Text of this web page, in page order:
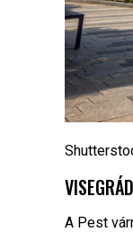
VISEGRÁD
A Pest